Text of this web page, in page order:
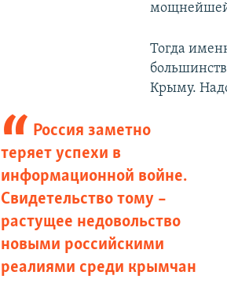
Тогда
Крыму.
Россия заметно
теряет успехи в
информационной войне.
Свидетельство тому –
растущее недовольство
новыми российскими
реалиями среди крымчан